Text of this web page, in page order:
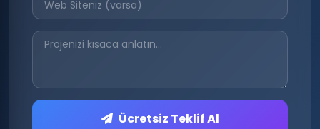
Ücretsiz Teklif Al